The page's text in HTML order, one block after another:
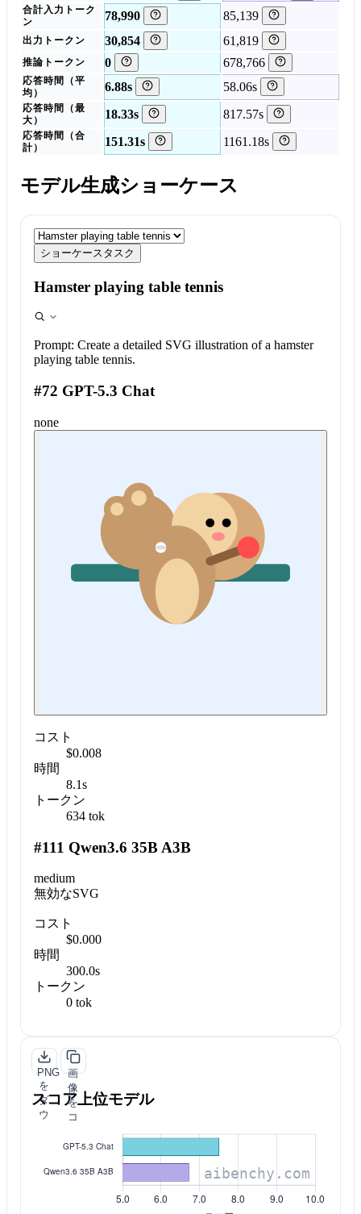
合計入力トーク
ン
78,990 85,139
出力トークン 30,854 61,819
推論トークン 0 678,766
応答時間（平
均）
6.88s 58.06s
応答時間（最
大）
18.33s 817.57s
応答時間（合
計）
151.31s 1161.18s
モデル生成ショーケース
ショーケースタスク
Hamster playing table tennis
Prompt: Create a detailed SVG illustration of a hamster
playing table tennis.
#72 GPT-5.3 Chat
none
コスト
$0.008
時間
8.1s
トークン
634 tok
#111 Qwen3.6 35B A3B
medium
無効なSVG
コスト
$0.000
時間
300.0s
トークン
0 tok
PNG
を
ダ
ウ
ド
画
像
を
コ
ー
スコア上位モデル